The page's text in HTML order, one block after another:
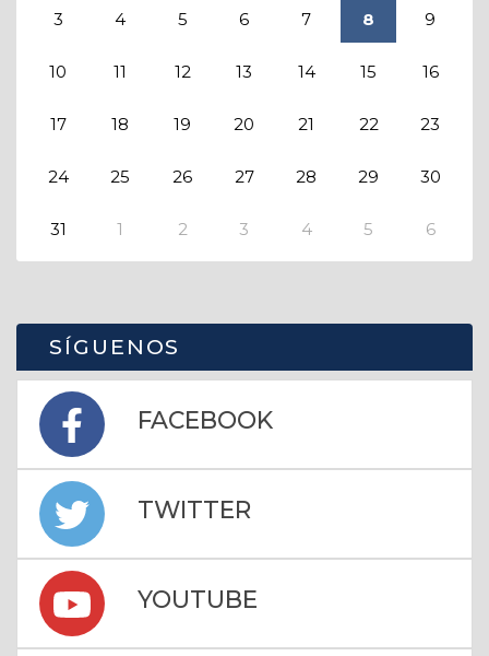
3 4 5 6 7 8 9
10 11 12 13 14 15 16
17 18 19 20 21 22 23
24 25 26 27 28 29 30
31 1 2 3 4 5 6
SÍGUENOS
FACEBOOK
TWITTER
YOUTUBE